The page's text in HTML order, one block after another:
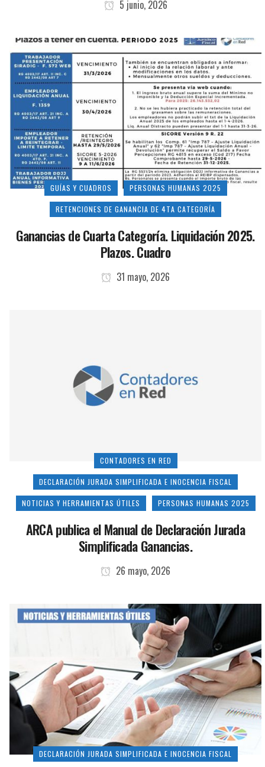
5 junio, 2026
GUÍAS Y CUADROS PERSONAS HUMANAS 2025
RETENCIONES DE GANANCIA DE 4TA CATEGORÍA
Ganancias de Cuarta Categoría. Liquidación 2025.
Plazos. Cuadro
31 mayo, 2026
CONTADORES EN RED
DECLARACIÓN JURADA SIMPLIFICADA E INOCENCIA FISCAL
NOTICIAS Y HERRAMIENTAS ÚTILES PERSONAS HUMANAS 2025
ARCA publica el Manual de Declaración Jurada
Simplificada Ganancias.
26 mayo, 2026
DECLARACIÓN JURADA SIMPLIFICADA E INOCENCIA FISCAL